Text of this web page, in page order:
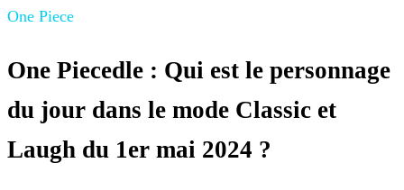
One Piece
One Piecedle : Qui est le personnage
du jour dans le mode Classic et
Laugh du 1er mai 2024 ?